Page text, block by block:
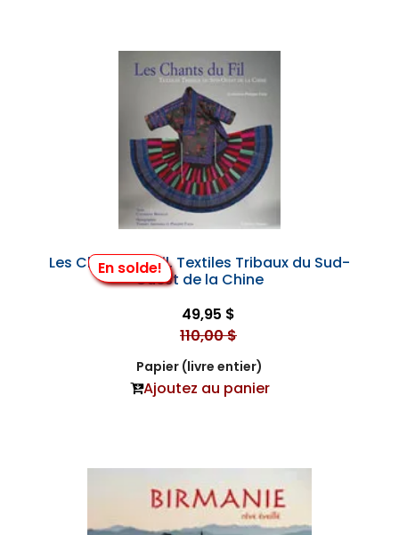
En solde!
Les Chants du Fil, Textiles Tribaux du Sud-
Ouest de la Chine
49,95 $
110,00 $
Papier (livre entier)
Ajoutez au panier